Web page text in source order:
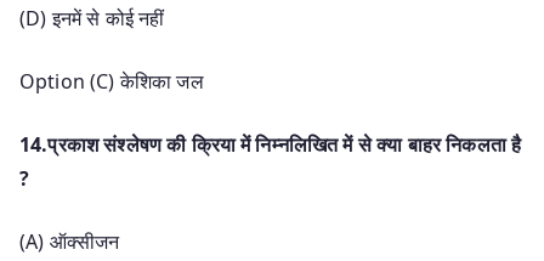
(D) इनमें से कोई नहीं
Option (C) केशिका जल
14.प्रकाश संश्लेषण की क्रिया में निम्नलिखित में से क्या बाहर निकलता है
?
(A) ऑक्सीजन